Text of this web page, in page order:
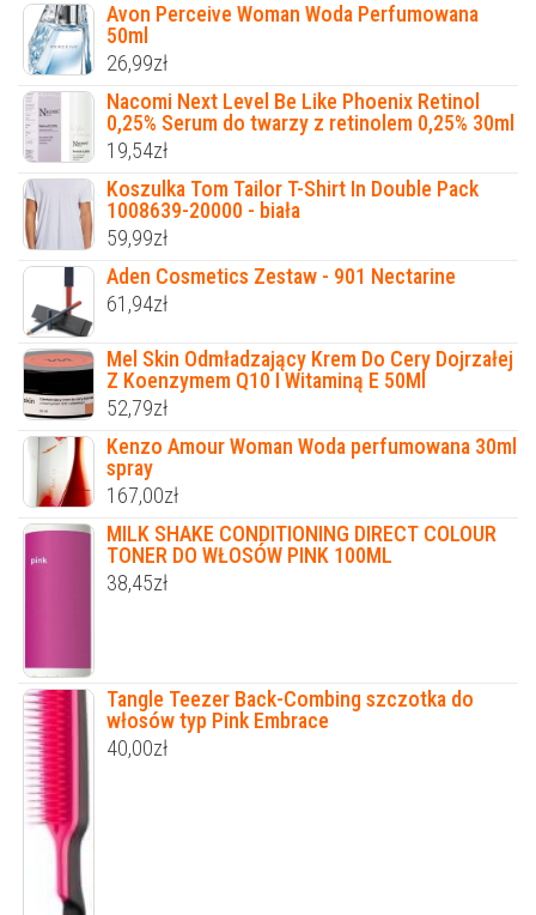
Avon Perceive Woman Woda Perfumowana
50ml
26,99zł
Nacomi Next Level Be Like Phoenix Retinol
0,25% Serum do twarzy z retinolem 0,25% 30ml
19,54zł
Koszulka Tom Tailor T-Shirt In Double Pack
1008639-20000 - biała
59,99zł
Aden Cosmetics Zestaw - 901 Nectarine
61,94zł
Mel Skin Odmładzający Krem Do Cery Dojrzałej
Z Koenzymem Q10 I Witaminą E 50Ml
52,79zł
Kenzo Amour Woman Woda perfumowana 30ml
spray
167,00zł
MILK SHAKE CONDITIONING DIRECT COLOUR
TONER DO WŁOSÓW PINK 100ML
38,45zł
Tangle Teezer Back-Combing szczotka do
włosów typ Pink Embrace
40,00zł